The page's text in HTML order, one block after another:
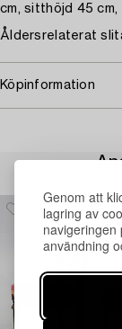
Genom att
lagring av
navigeringen
användning
cm, sitthöjd 45 cm,
Åldersrelaterat
Köpinformation